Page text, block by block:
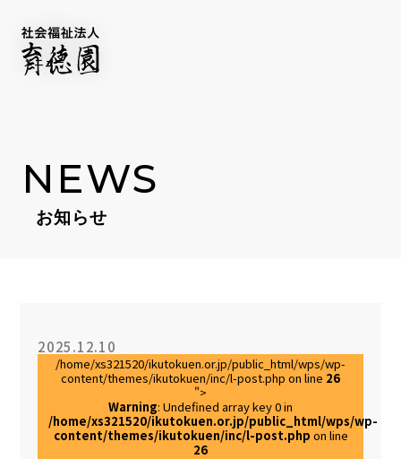
NEWS
NEWSLETTER
NEWS
お知らせ
2025.12.10
/home/xs321520/ikutokuen.or.jp/public_html/wps/wp-
content/themes/ikutokuen/inc/l-post.php on line 26
">
Warning: Undefined array key 0 in
/home/xs321520/ikutokuen.or.jp/public_html/wps/wp-
content/themes/ikutokuen/inc/l-post.php on line
26